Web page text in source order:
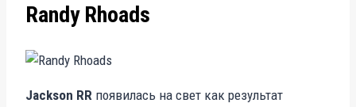
Randy Rhoads
Jackson RR появилась на свет как результат